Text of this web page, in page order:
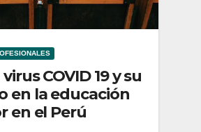
COVID 19 y su
en la educación
en el Perú